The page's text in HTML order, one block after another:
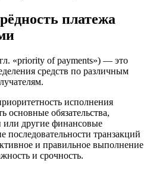
платежа
«priority of payments») — это
средств по различным
исполнения
основные обязательства,
или другие финансовые
последовательности транзакций
и правильное выполнение
и срочность.